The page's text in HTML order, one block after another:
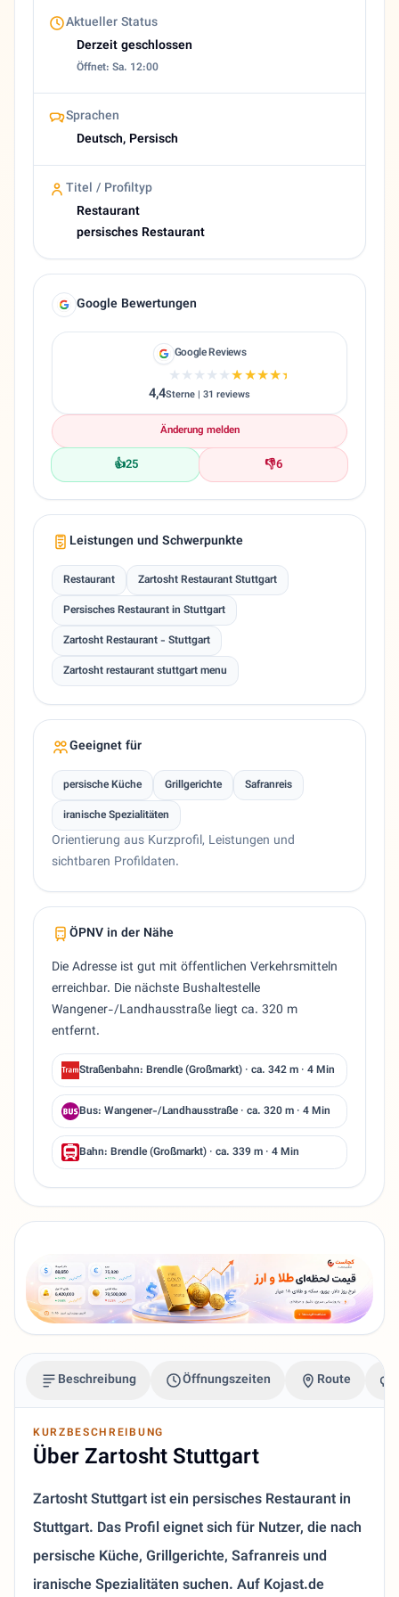
Aktueller Status
Derzeit geschlossen
Öffnet: Sa. 12:00
Sprachen
Deutsch, Persisch
Titel / Profiltyp
Restaurant
persisches Restaurant
Google Bewertungen
Google Reviews
★★★★★★★★★★
4,4Sterne | 31 reviews
Änderung melden
👍25 👎6
Leistungen und Schwerpunkte
Restaurant
Zartosht Restaurant Stuttgart
Persisches Restaurant in Stuttgart
Zartosht Restaurant - Stuttgart
Zartosht restaurant stuttgart menu
Geeignet für
persische Küche Grillgerichte
Safranreis
iranische Spezialitäten
Orientierung aus Kurzprofil, Leistungen und
sichtbaren Profildaten.
ÖPNV in der Nähe
Die Adresse ist gut mit öffentlichen Verkehrsmitteln
erreichbar. Die nächste Bushaltestelle
Wangener-/Landhausstraße liegt ca. 320 m
entfernt.
Straßenbahn: Brendle (Großmarkt) · ca. 342 m · 4 Min
Bus: Wangener-/Landhausstraße · ca. 320 m · 4 Min
Bahn: Brendle (Großmarkt) · ca. 339 m · 4 Min
Beschreibung Öffnungszeiten Route
KURZBESCHREIBUNG
Über Zartosht Stuttgart
Zartosht Stuttgart ist ein persisches Restaurant in
Stuttgart. Das Profil eignet sich für Nutzer, die nach
persische Küche, Grillgerichte, Safranreis und
iranische Spezialitäten suchen. Auf Kojast.de